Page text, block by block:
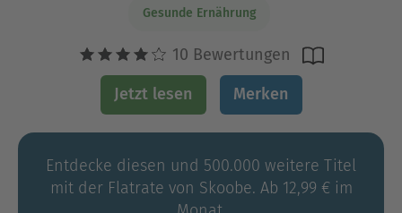
Gesunde Ernährung
10 Bewertungen
Jetzt lesen Merken
Entdecke diesen und 500.000 weitere Titel
mit der Flatrate von Skoobe. Ab 12,99 € im